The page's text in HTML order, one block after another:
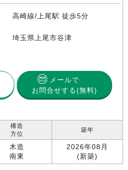
高崎線/上尾駅 徒歩5分
埼玉県上尾市谷津
メールで
お問合せする(無料)
構造
方位
木造
南東
築年
2026年08月
(新築)